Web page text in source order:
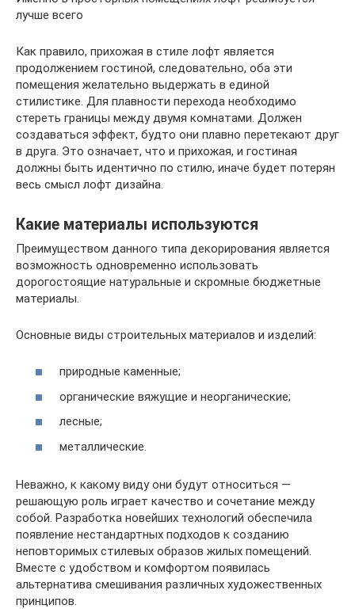
лучше всего
Как правило, прихожая в стиле лофт является
продолжением гостиной, следовательно, оба эти
помещения желательно выдержать в единой
стилистике. Для плавности перехода необходимо
стереть границы между двумя комнатами. Должен
создаваться эффект, будто они плавно перетекают друг
в друга. Это означает, что и прихожая, и гостиная
должны быть идентично по стилю, иначе будет потерян
весь смысл лофт дизайна.
Какие материалы используются
Преимуществом данного типа декорирования является
возможность одновременно использовать
дорогостоящие натуральные и скромные бюджетные
материалы.
Основные виды строительных материалов и изделий:
природные каменные;
органические вяжущие и неорганические;
лесные;
металлические.
Неважно, к какому виду они будут относиться —
решающую роль играет качество и сочетание между
собой. Разработка новейших технологий обеспечила
появление нестандартных подходов к созданию
неповторимых стилевых образов жилых помещений.
Вместе с удобством и комфортом появилась
альтернатива смешивания различных художественных
принципов.